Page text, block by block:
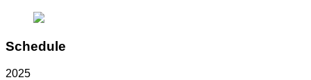
Schedule
2025